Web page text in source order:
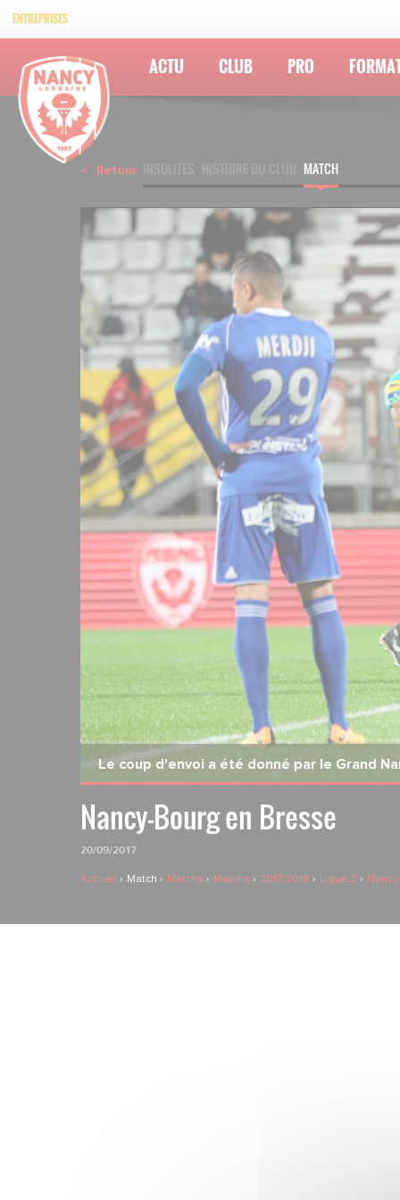
ENTREPRISES
ACTU CLUB PRO
Retour MATCH
Le coup d'envoi a été donné par le Grand
2 23
Nancy-Bourg en Bresse
20/09/2017
Accueil Match Matchs Matchs 2017/2018 Ligue 2